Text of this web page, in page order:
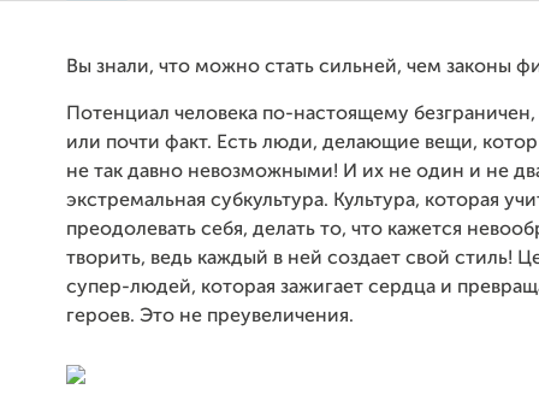
Вы знали, что можно стать сильней, чем законы
Потенциал человека по-настоящему
или почти факт. Есть люди, делающие вещи,
не так давно невозможными! И их не один и не
экстремальная субкультура. Культура, которая
преодолевать себя, делать то, что кажется
творить, ведь каждый в ней создает свой стиль!
супер-людей, которая зажигает сердца и
героев. Это не преувеличения.